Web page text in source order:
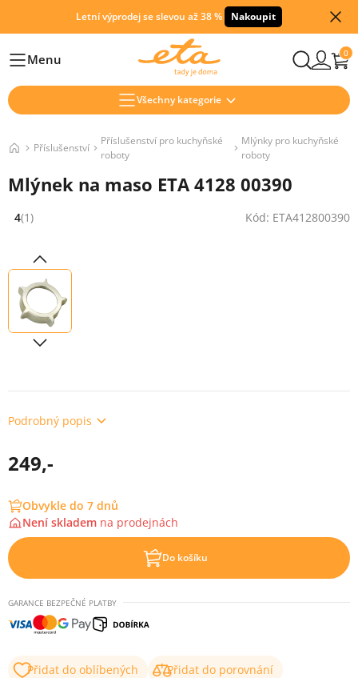
Letní výprodej se slevou až 38 % Nakoupit
HlavníMenu 0
Všechny kategorie
Příslušenství
Příslušenství pro kuchyňské
roboty
Mlýnky pro kuchyňské
roboty
Mlýnek na maso ETA 4128 00390
Hodnocení: 4 z 5 (1 recenzí)
4(1) Kód: ETA412800390
Podrobný popis
249,-
Obvykle do 7 dnů
Není skladem na prodejnách
Do košíku
GARANCE BEZPEČNÉ PLATBY
Přidat do oblíbených
Přidat do porovnání